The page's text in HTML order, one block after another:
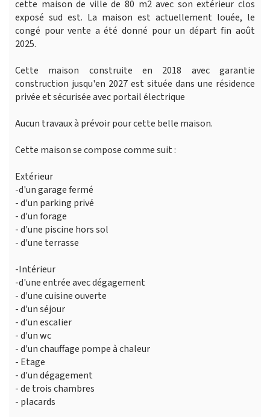
cette maison de ville de 80 m2 avec son extérieur clos
exposé sud est. La maison est actuellement louée, le
congé pour vente a été donné pour un départ fin août
2025.
Cette maison construite en 2018 avec garantie
construction jusqu'en 2027 est située dans une résidence
privée et sécurisée avec portail électrique
Aucun travaux à prévoir pour cette belle maison.
Cette maison se compose comme suit :
Extérieur
-d'un garage fermé
- d'un parking privé
- d'un forage
- d'une piscine hors sol
- d'une terrasse
-Intérieur
-d'une entrée avec dégagement
- d'une cuisine ouverte
- d'un séjour
- d'un escalier
- d'un wc
- d'un chauffage pompe à chaleur
- Etage
- d'un dégagement
- de trois chambres
- placards